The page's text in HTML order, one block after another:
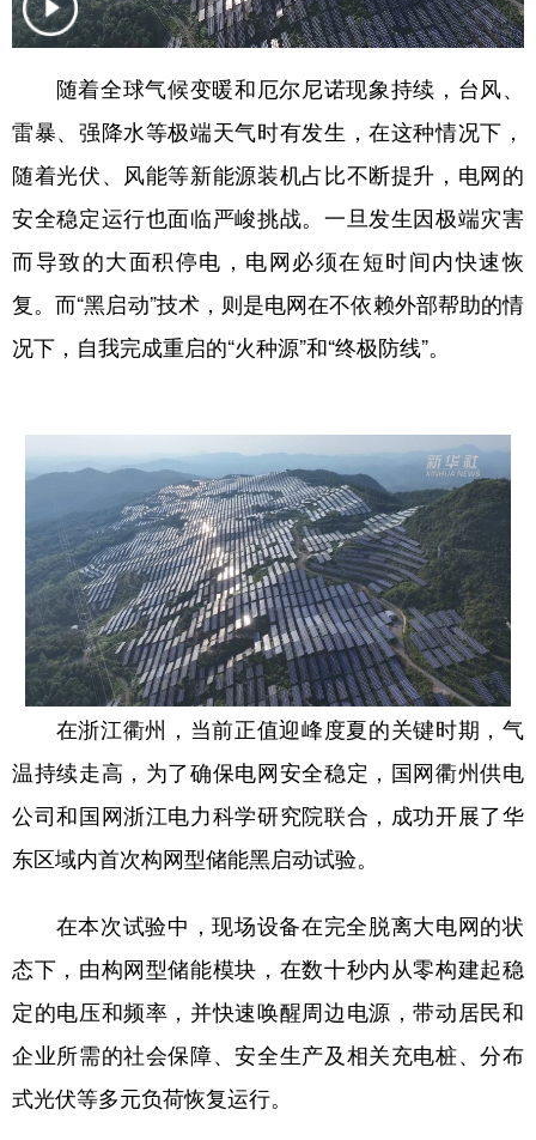
随着全球气候变暖和厄尔尼诺现象持续，台风、
雷暴、强降水等极端天气时有发生，在这种情况下，
随着光伏、风能等新能源装机占比不断提升，电网的
安全稳定运行也面临严峻挑战。一旦发生因极端灾害
而导致的大面积停电，电网必须在短时间内快速恢
复。而“黑启动”技术，则是电网在不依赖外部帮助的情
况下，自我完成重启的“火种源”和“终极防线”。
在浙江衢州，当前正值迎峰度夏的关键时期，气
温持续走高，为了确保电网安全稳定，国网衢州供电
公司和国网浙江电力科学研究院联合，成功开展了华
东区域内首次构网型储能黑启动试验。
在本次试验中，现场设备在完全脱离大电网的状
态下，由构网型储能模块，在数十秒内从零构建起稳
定的电压和频率，并快速唤醒周边电源，带动居民和
企业所需的社会保障、安全生产及相关充电桩、分布
式光伏等多元负荷恢复运行。